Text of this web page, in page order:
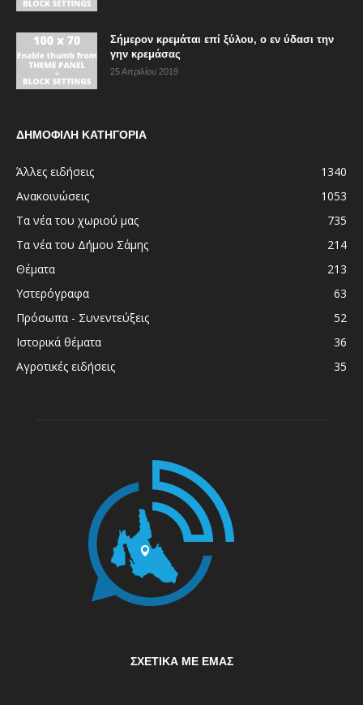
Σήμερον κρεμάται επί ξύλου, ο εν ύδασι την
γην κρεμάσας
25 Απριλίου 2019
ΔΗΜΟΦΙΛΗ ΚΑΤΗΓΟΡΙΑ
Άλλες ειδήσεις
1340
Ανακοινώσεις
1053
Τα νέα του χωριού μας
735
Τα νέα του Δήμου Σάμης
214
Θέματα
213
Υστερόγραφα
63
Πρόσωπα - Συνεντεύξεις
52
Ιστορικά θέματα
36
Αγροτικές ειδήσεις
35
ΣΧΕΤΙΚΆ ΜΕ ΕΜΆΣ